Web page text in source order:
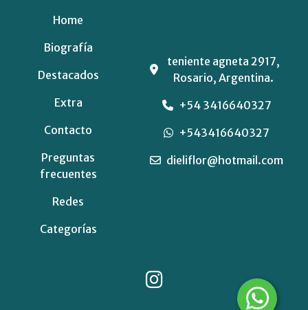
Home
Biografía
Destacados
Extra
Contacto
Preguntas
frecuentes
Redes
Categorías
teniente agneta 2917,
Rosario, Argentina.
+54 3416640327
+543416640327
dieliflor@hotmail.com